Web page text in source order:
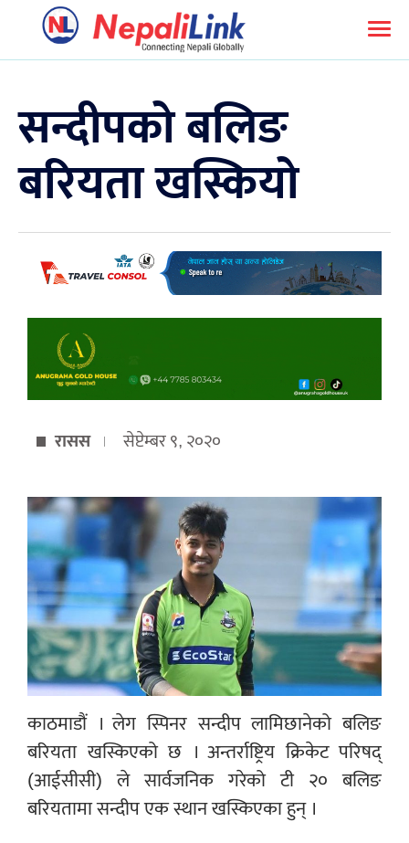
सन्दीपको बलिङ
बरियता खस्कियो
रासस सेप्टेम्बर ९, २०२०
काठमाडौं । लेग स्पिनर सन्दीप लामिछानेको बलिङ
बरियता खस्किएको छ । अन्तर्राष्ट्रिय क्रिकेट परिषद्
(आईसीसी) ले सार्वजनिक गरेको टी २० बलिङ
बरियतामा सन्दीप एक स्थान खस्किएका हुन् ।